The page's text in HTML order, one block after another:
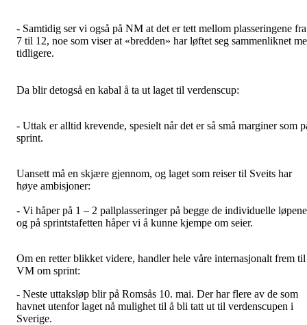
- Samtidig ser vi også på NM at det er tett mellom plasseringene fra
7 til 12, noe som viser at «bredden» har løftet seg sammenliknet
tidligere.
Da blir detogså en kabal å ta ut laget til verdenscup:
- Uttak er alltid krevende, spesielt når det er så små marginer som
sprint.
Uansett må en skjære gjennom, og laget som reiser til Sveits har
høye ambisjoner:
- Vi håper på 1 – 2 pallplasseringer på begge de individuelle
og på sprintstafetten håper vi å kunne kjempe om seier.
Om en retter blikket videre, handler hele våre internasjonalt frem til
VM om sprint:
- Neste uttaksløp blir på Romsås 10. mai. Der har flere av de som
havnet utenfor laget nå mulighet til å bli tatt ut til verdenscupen i
Sverige.